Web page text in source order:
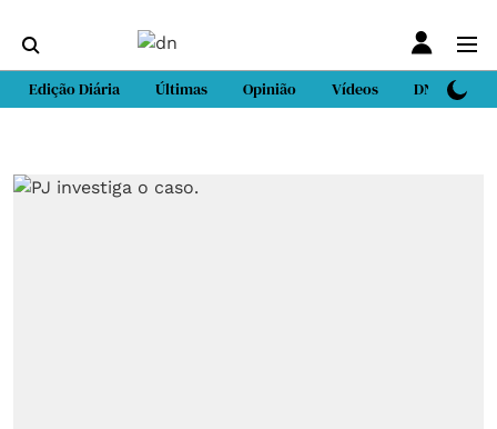
Edição Diária Últimas Opinião Vídeos DN Sport